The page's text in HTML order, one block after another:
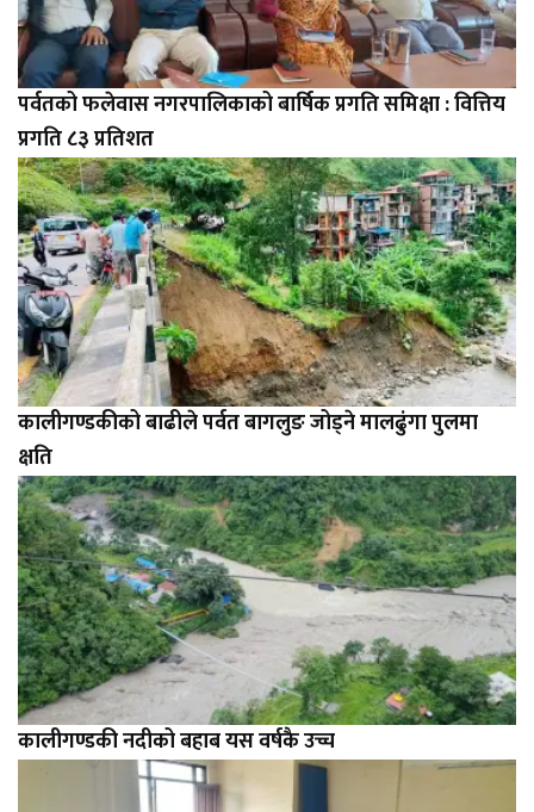
पर्वतको फलेवास नगरपालिकाको बार्षिक प्रगति समिक्षा : वित्तिय
प्रगति ८३ प्रतिशत
कालीगण्डकीको बाढीले पर्वत बागलुङ जोड्ने मालढुंगा पुलमा
क्षति
कालीगण्डकी नदीको बहाब यस वर्षकै उच्च